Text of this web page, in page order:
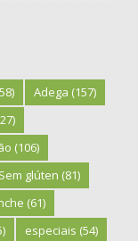
Adega (157)
(106)
Sem glúten (81)
(61)
especiais (54)